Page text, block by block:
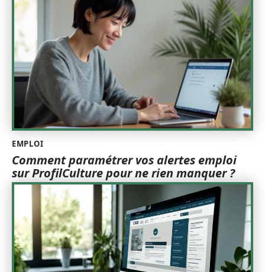
EMPLOI
Comment paramétrer vos alertes emploi
sur ProfilCulture pour ne rien manquer ?